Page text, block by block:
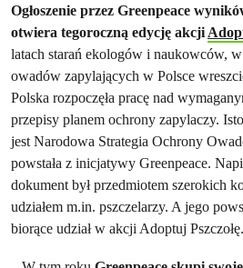
Ogłoszenie przez Greenpeace
otwiera tegoroczną edycję akcji
latach starań ekologów i naukowców,
owadów zapylających w Polsce
Polska rozpoczęła pracę nad
przepisy planem ochrony zapylaczy.
jest Narodowa Strategia Ochrony
powstała z inicjatywy Greenpeace.
dokument był przedmiotem szerokich
udziałem m.in. pszczelarzy. A jego
biorące udział w akcji Adoptuj Pszczołę.